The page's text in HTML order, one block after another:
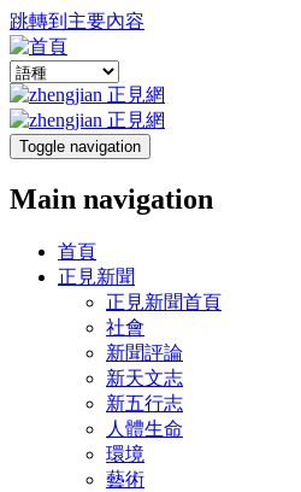
跳轉到主要內容
Toggle navigation
Main navigation
首頁
正見新聞
正見新聞首頁
社會
新聞評論
新天文志
新五行志
人體生命
環境
藝術